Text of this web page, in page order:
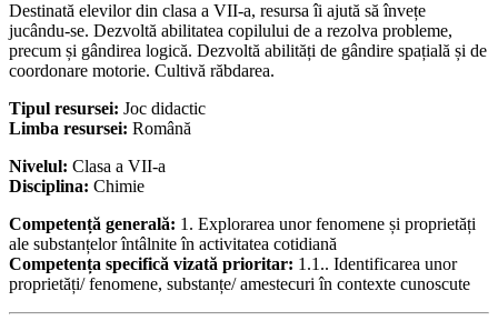
Destinată elevilor din clasa a VII-a, resursa îi ajută să învețe
jucându-se. Dezvoltă abilitatea copilului de a rezolva probleme,
precum și gândirea logică. Dezvoltă abilități de gândire spațială și de
coordonare motorie. Cultivă răbdarea.
Tipul resursei: Joc didactic
Limba resursei: Română
Nivelul: Clasa a VII-a
Disciplina: Chimie
Competență generală: 1. Explorarea unor fenomene și proprietăți
ale substanțelor întâlnite în activitatea cotidiană
Competența specifică vizată prioritar: 1.1.. Identificarea unor
proprietăți/ fenomene, substanțe/ amestecuri în contexte cunoscute